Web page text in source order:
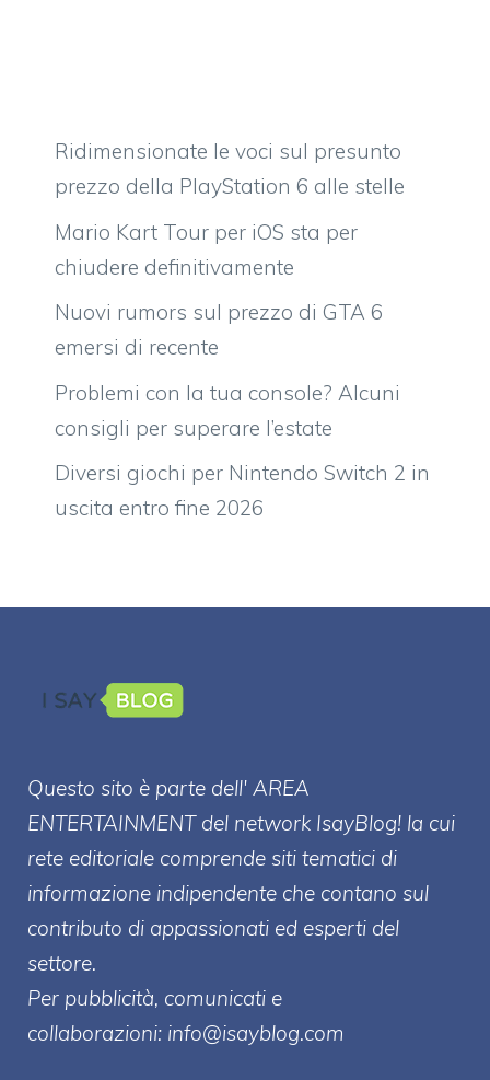
Ridimensionate le voci sul presunto
prezzo della PlayStation 6 alle stelle
Mario Kart Tour per iOS sta per
chiudere definitivamente
Nuovi rumors sul prezzo di GTA 6
emersi di recente
Problemi con la tua console? Alcuni
consigli per superare l’estate
Diversi giochi per Nintendo Switch 2 in
uscita entro fine 2026
Questo sito è parte dell' AREA
ENTERTAINMENT del network IsayBlog! la cui
rete editoriale comprende siti tematici di
informazione indipendente che contano sul
contributo di appassionati ed esperti del
settore.
Per pubblicità, comunicati e
collaborazioni: info@isayblog.com